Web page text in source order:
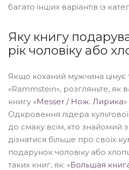
багато інших варіантів із
Яку книгу
рік чоловіку або
Якщо коханий мужчина цінує
«Rammstein», розгляньте, як
книгу «Messer / Нож. Лирика
Одкровення лідера
до смаку всім, хто знайомий
дізнатися більше про своїх
подарунок чоловіку або
таких книг, як: «Большая